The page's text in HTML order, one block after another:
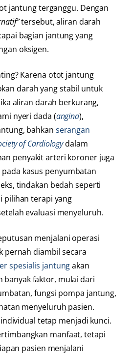
jantung terganggu. Dengan
tersebut, aliran darah
bagian jantung yang
oksigen.
Karena otot jantung
darah yang stabil untuk
aliran darah berkurang,
nyeri dada (angina),
bahkan serangan
of Cardiologydalam
penyakit arteri koroner juga
kasus penyumbatan
tindakan bedah seperti
pilihan terapi yang
evaluasi menyeluruh.
menjalani operasi
pernah diambil secara
spesialis jantungakan
banyak faktor, mulai dari
fungsi pompa jantung,
menyeluruh pasien.
tetap menjadi kunci.
manfaat, tetapi
pasien menjalani